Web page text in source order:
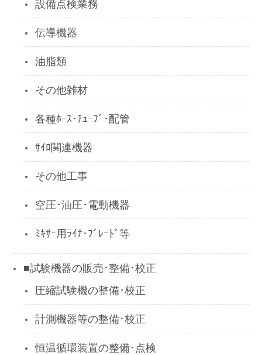
設備点検業務
伝導機器
油脂類
その他雑材
各種ﾎｰｽ･ﾁｭｰﾌﾞ･配管
ｻｲﾛ関連機器
その他工事
空圧･油圧･電動機器
ﾐｷｻｰ用ﾗｲﾅ･ﾌﾞﾚｰﾄﾞ等
■試験機器の販売･整備･校正
圧縮試験機の整備･校正
計測機器等の整備･校正
恒温循環装置の整備･点検